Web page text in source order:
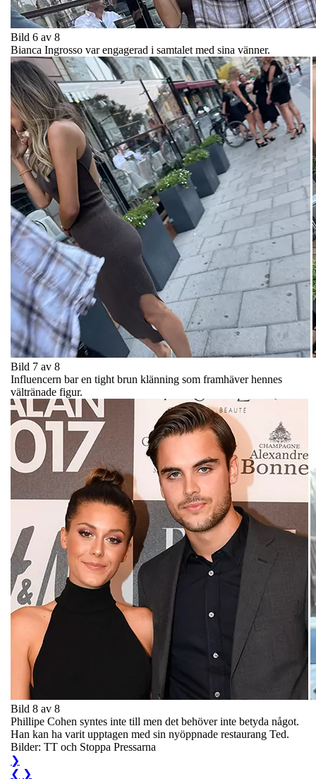
Bild 6 av 8
Bianca Ingrosso var engagerad i samtalet med sina vänner.
Bild 7 av 8
Influencern bar en tight brun klänning som framhäver hennes
vältränade figur.
Bild 8 av 8
Phillipe Cohen syntes inte till men det behöver inte betyda något.
Han kan ha varit upptagen med sin nyöppnade restaurang Ted.
Bilder: TT och Stoppa Pressarna
❯
❮ ❯